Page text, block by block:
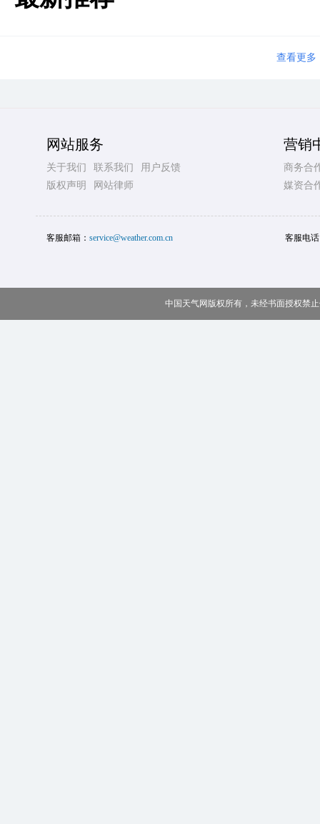
查看更多
网站服务
关于我们 联系我们
用户反馈
版权声明
网站律师
营销
商务合
媒资合
客服邮箱： service@weather.com.cn 客服电
中国天气网版权所有，未经书面授权